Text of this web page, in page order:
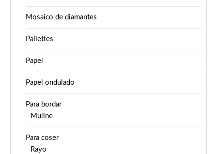
Mosaico de diamantes
Pailettes
Papel
Papel ondulado
Para bordar
Muline
Para coser
Rayo